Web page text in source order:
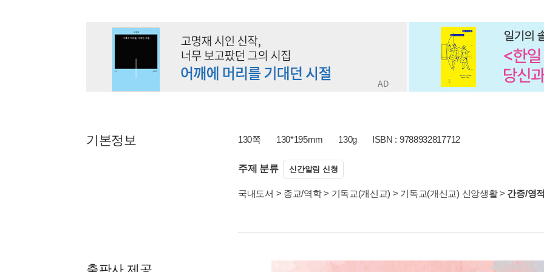
기본정보 130쪽 130*195mm 130g ISBN : 9788932817712
주제 분류 신간알림 신청
국내도서 > 종교/역학> 기독교(개신교) > 기독교(개신교) 신앙생활> 간증/영